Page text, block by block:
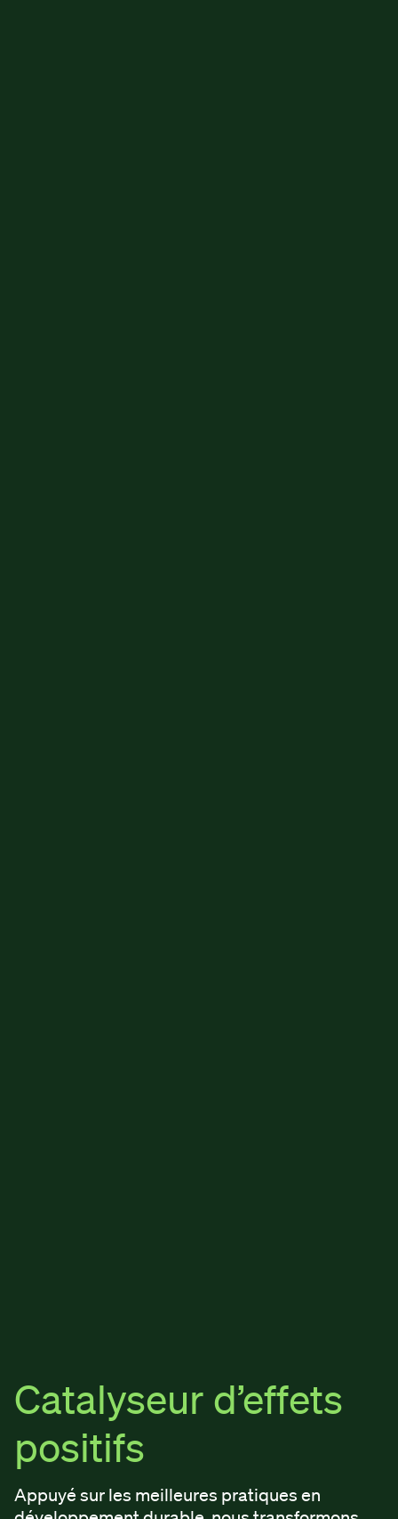
Catalyseur d’effets
positifs
Appuyé sur les meilleures pratiques en